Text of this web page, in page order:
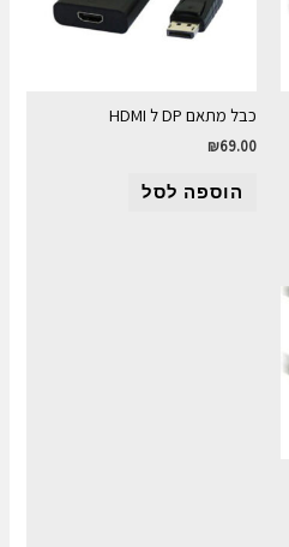
כבל מתאם DP ל HDMI
₪69.00
הוספה לסל